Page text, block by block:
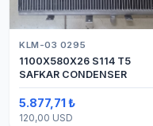
KLM-03 0295
1100X580X26 S114 T5
SAFKAR CONDENSER
5.877,71 ₺
120,00 USD